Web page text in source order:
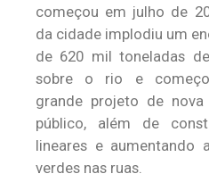
começou em julho de
da cidade implodiu um
de 620 mil toneladas
sobre o rio e
grande projeto de
público, além de
lineares e aumentando
verdes nas ruas.